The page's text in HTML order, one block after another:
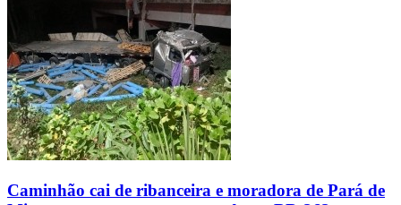
Caminhão cai de ribanceira e moradora de Pará de